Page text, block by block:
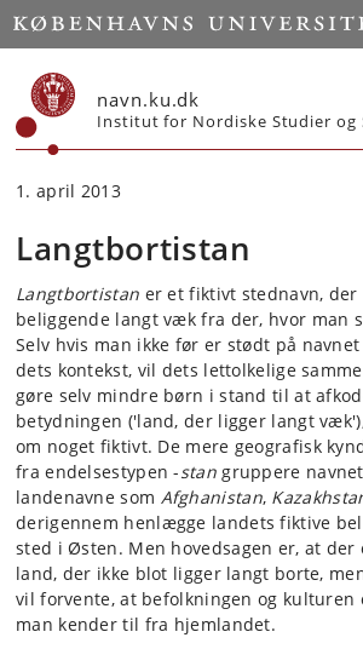
Start
navn.ku.dk
Institut for Nordiske Studier og
1. april 2013
Langtbortistan
Langtbortistan er et fiktivt stednavn,
beliggende langt væk fra der, hvor man
Selv hvis man ikke før er stødt på
dets kontekst, vil dets lettolkelige
gøre selv mindre børn i stand til at
betydningen ('land, der ligger langt
om noget fiktivt. De mere geografisk
fra endelsestypen -stangruppere
landenavne som Afghanistan,
derigennem henlægge landets fiktive
sted i Østen. Men hovedsagen er, at
land, der ikke blot ligger langt borte,
vil forvente, at befolkningen og kulturen
man kender til fra hjemlandet.